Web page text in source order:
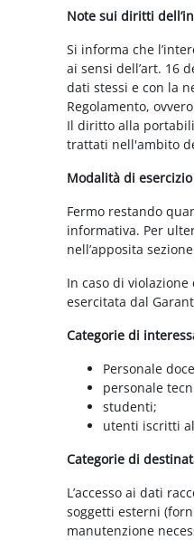
Note sui diritti
Si informa che
ai sensi dell’art. 16
dati stessi e con la
Regolamento,
Il diritto alla
trattati nell'ambito
Modalità di
Fermo restando
informativa. Per
nell’apposita
In caso di
esercitata dal
Categorie di
Personale
personale
studenti;
utenti iscritti
Categorie di
L’accesso ai dati
soggetti esterni
manutenzione